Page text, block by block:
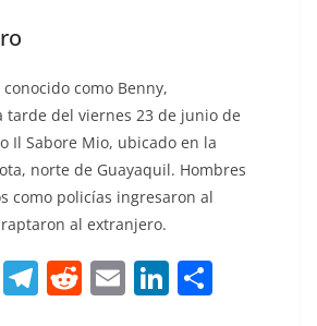
como Benny,
tarde del viernes 23 de junio de
Il Sabore Mio, ubicado en la
norte de Guayaquil. Hombres
como policías ingresaron al
al extranjero.
W T R E Li